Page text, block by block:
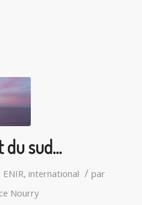
du sud…
ENIR, international / par
Nourry